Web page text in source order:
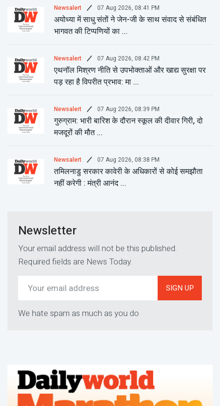
Newsalert 07 Aug 2026, 08:41 PM
अयोध्या में साधु संतों ने जेन-जी के साथ संवाद से संबंधित
भागवत की टिप्पणियों का ...
Newsalert 07 Aug 2026, 08:42 PM
एथनॉल मिश्रण नीति से उपभोक्ताओं और खाद्य सुरक्षा पर
पड़ रहा है विपरीत प्रभाव: मा ...
Newsalert 07 Aug 2026, 08:39 PM
गुरुग्राम: भारी बारिश के दौरान स्कूल की दीवार गिरी, दो
मजदूरों की मौत ...
Newsalert 07 Aug 2026, 08:38 PM
तमिलनाडु सरकार कावेरी के अधिकारों से कोई समझौता
नहीं करेगी : मंत्री आनंद ...
Newsletter
Your email address will not be this published.
Required fields are News Today.
SIGN UP
We hate spam as much as you do